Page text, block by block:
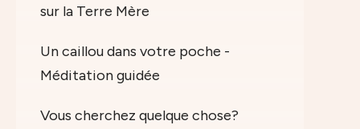
sur la Terre Mère
Un caillou dans votre poche -
Méditation guidée
Vous cherchez quelque chose?